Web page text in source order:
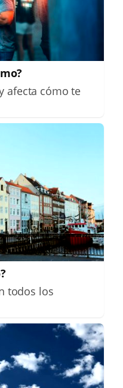
afecta cómo te
todos los